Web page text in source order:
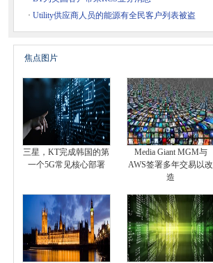
· Utility供应商人员的能源有全民客户列表被盗
焦点图片
三星，KT完成韩国的第
一个5G常见核心部署
Media Giant MGM与
AWS签署多年交易以改
造